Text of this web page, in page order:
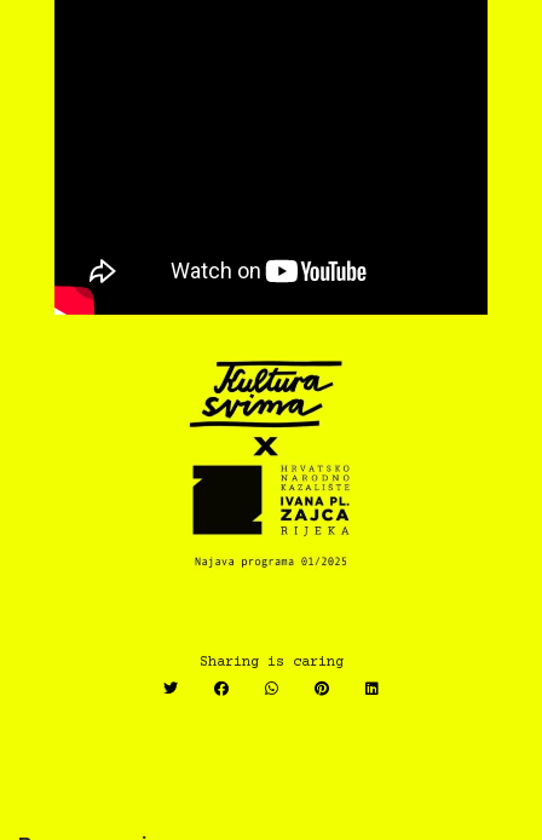
Sharing is caring